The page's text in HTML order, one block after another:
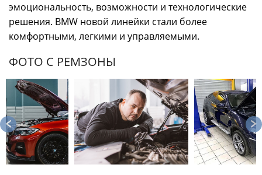
эмоциональность, возможности и технологические
решения. BMW новой линейки стали более
комфортными, легкими и управляемыми.
ФОТО С РЕМЗОНЫ